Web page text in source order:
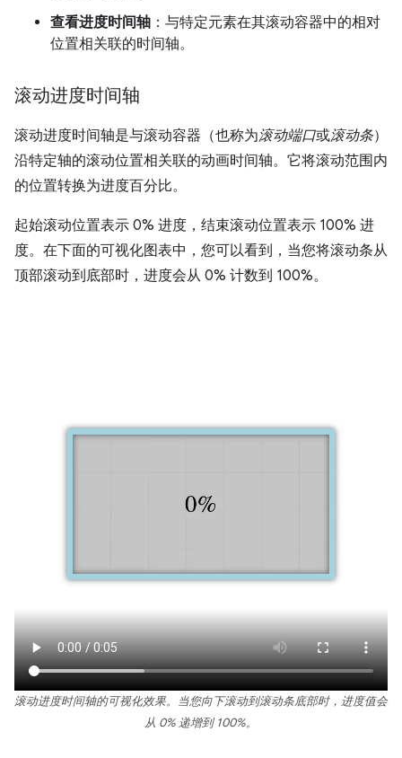
查看进度时间轴 ：与特定元素在其滚动容器中的相对
位置相关联的时间轴。
滚动进度时间轴
滚动进度时间轴是与滚动容器（也称为滚动端口或滚动条）
沿特定轴的滚动位置相关联的动画时间轴。它将滚动范围内
的位置转换为进度百分比。
起始滚动位置表示 0% 进度，结束滚动位置表示 100% 进
度。在下面的可视化图表中，您可以看到，当您将滚动条从
顶部滚动到底部时，进度会从 0% 计数到 100%。
滚动进度时间轴的可视化效果。当您向下滚动到滚动条底部时，进度值会
从 0% 递增到 100%。